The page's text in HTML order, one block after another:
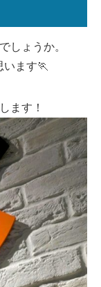
しょうか。
ます🏃
ます！